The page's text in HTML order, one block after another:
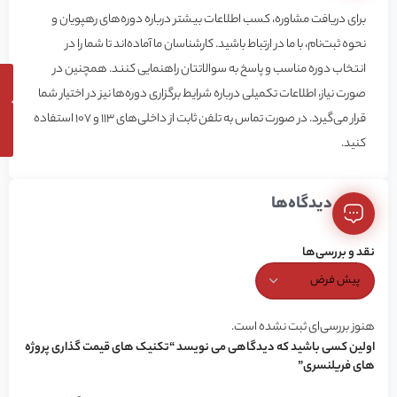
برای دریافت مشاوره، کسب اطلاعات بیشتر درباره دوره‌های رهپویان و
نحوه ثبت‌نام، با ما در ارتباط باشید. کارشناسان ما آماده‌اند تا شما را در
انتخاب دوره مناسب و پاسخ به سوالاتتان راهنمایی کنند. همچنین در
صورت نیاز، اطلاعات تکمیلی درباره شرایط برگزاری دوره‌ها نیز در اختیار شما
قرار می‌گیرد. در صورت تماس به تلفن ثابت از داخلی‌های 113 و 107 استفاده
کنید.
دیدگاه‌ها
نقد و بررسی‌ها
هنوز بررسی‌ای ثبت نشده است.
اولین کسی باشید که دیدگاهی می نویسد “تکنیک های قیمت گذاری پروژه
های فریلنسری”